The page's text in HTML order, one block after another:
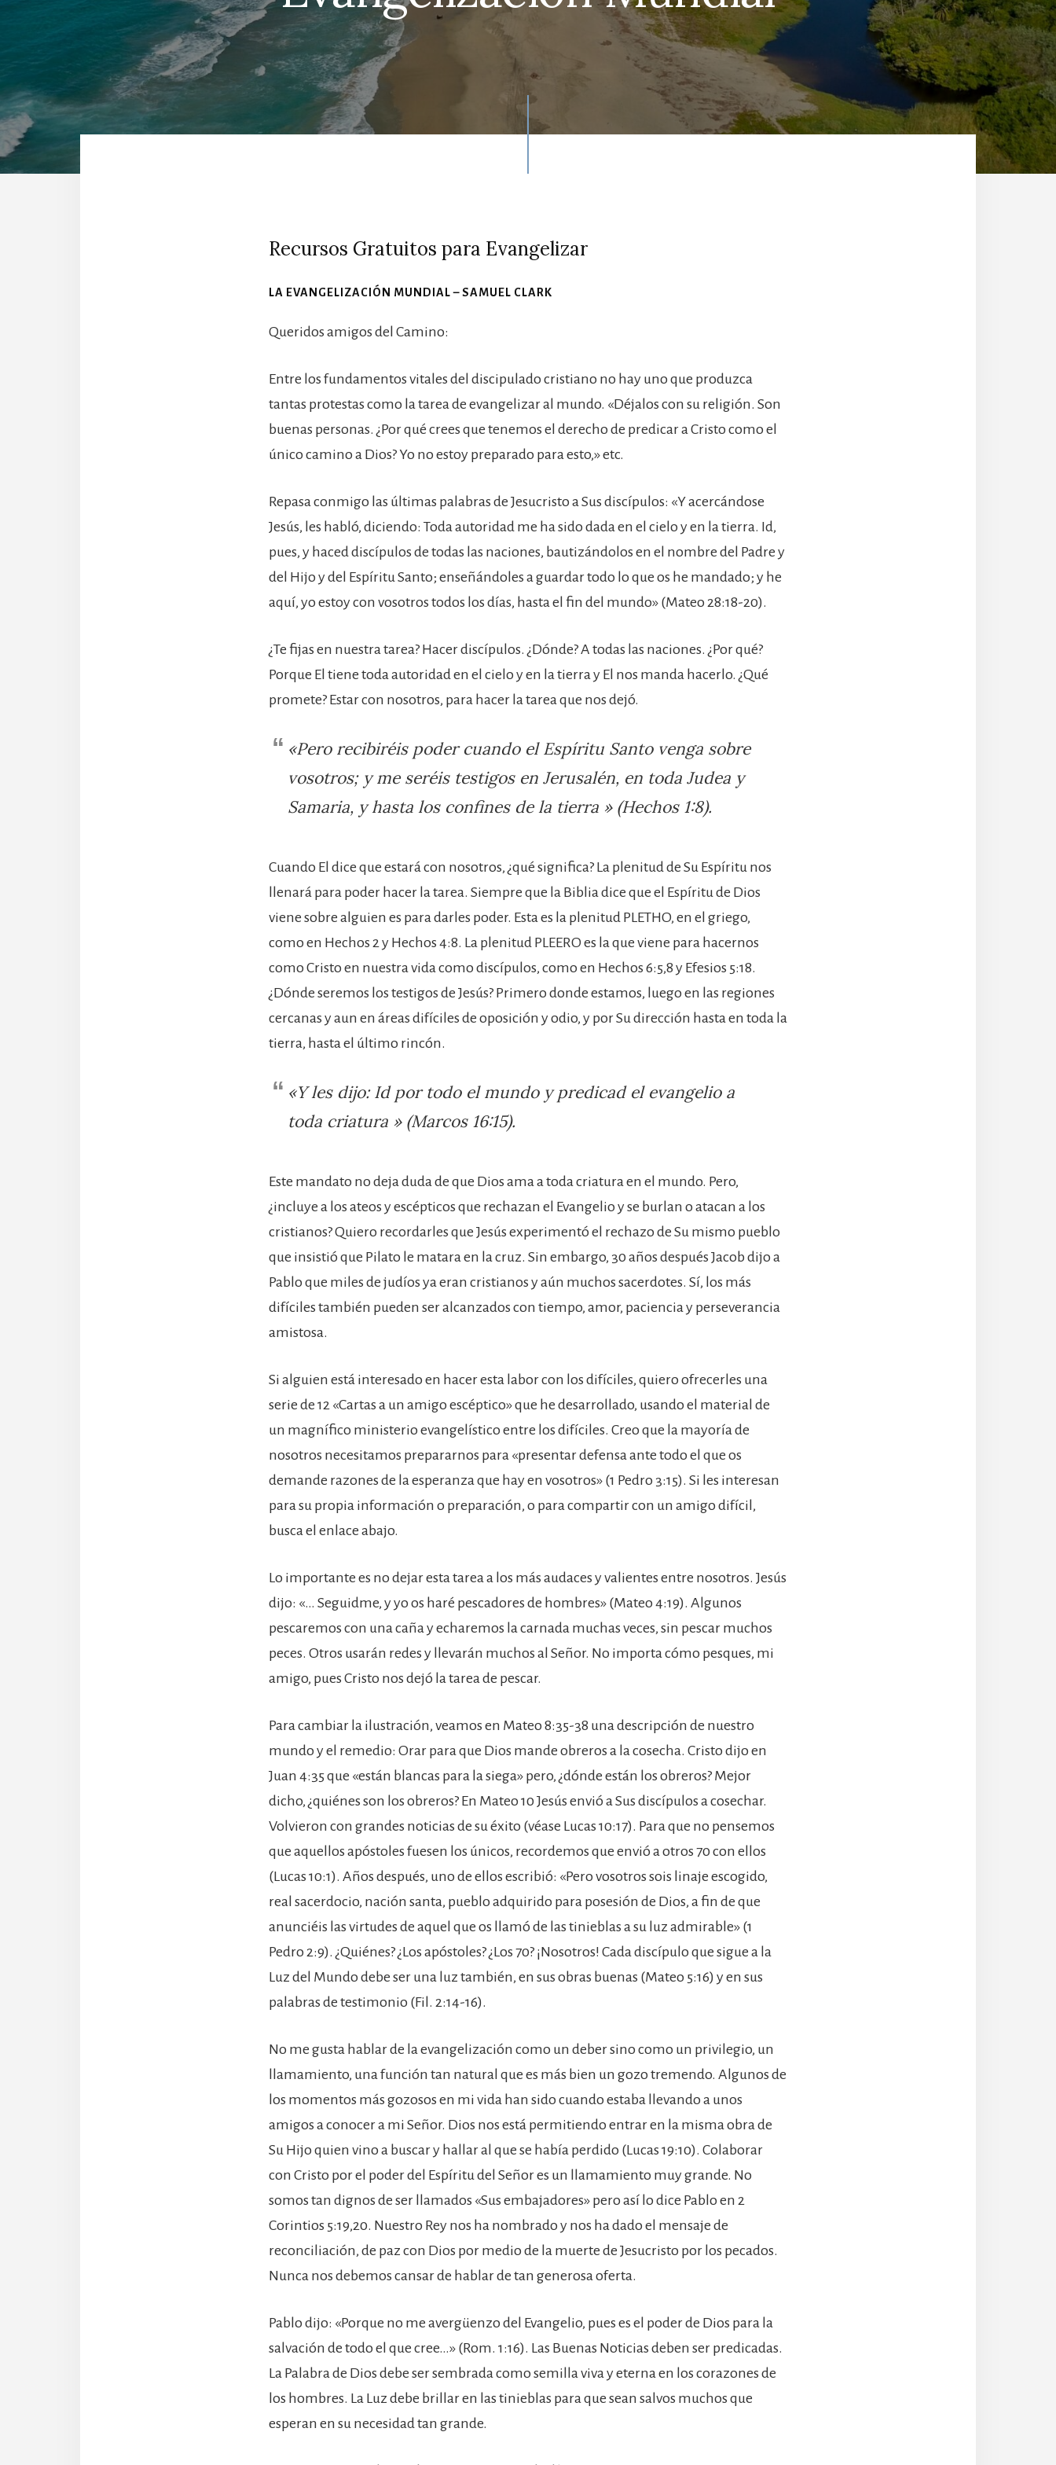
Recursos Gratuitos para Evangelizar
LA EVANGELIZACIÓN MUNDIAL – SAMUEL CLARK
Queridos amigos del Camino:
Entre los fundamentos vitales del discipulado cristiano no hay uno que produzca
tantas protestas como la tarea de evangelizar al mundo. «Déjalos con su religión. Son
buenas personas. ¿Por qué crees que tenemos el derecho de predicar a Cristo como el
único camino a Dios? Yo no estoy preparado para esto,» etc.
Repasa conmigo las últimas palabras de Jesucristo a Sus discípulos: «Y acercándose
Jesús, les habló, diciendo: Toda autoridad me ha sido dada en el cielo y en la tierra. Id,
pues, y haced discípulos de todas las naciones, bautizándolos en el nombre del Padre y
del Hijo y del Espíritu Santo; enseñándoles a guardar todo lo que os he mandado; y he
aquí, yo estoy con vosotros todos los días, hasta el fin del mundo» (Mateo 28:18-20).
¿Te fijas en nuestra tarea? Hacer discípulos. ¿Dónde? A todas las naciones. ¿Por qué?
Porque El tiene toda autoridad en el cielo y en la tierra y El nos manda hacerlo. ¿Qué
promete? Estar con nosotros, para hacer la tarea que nos dejó.
«Pero recibiréis poder cuando el Espíritu Santo venga sobre
vosotros; y me seréis testigos en Jerusalén, en toda Judea y
Samaria, y hasta los confines de la tierra » (Hechos 1:8).
Cuando El dice que estará con nosotros, ¿qué significa? La plenitud de Su Espíritu nos
llenará para poder hacer la tarea. Siempre que la Biblia dice que el Espíritu de Dios
viene sobre alguien es para darles poder. Esta es la plenitud PLETHO, en el griego,
como en Hechos 2 y Hechos 4:8. La plenitud PLEERO es la que viene para hacernos
como Cristo en nuestra vida como discípulos, como en Hechos 6:5,8 y Efesios 5:18.
¿Dónde seremos los testigos de Jesús? Primero donde estamos, luego en las regiones
cercanas y aun en áreas difíciles de oposición y odio, y por Su dirección hasta en toda la
tierra, hasta el último rincón.
«Y les dijo: Id por todo el mundo y predicad el evangelio a
toda criatura » (Marcos 16:15).
Este mandato no deja duda de que Dios ama a toda criatura en el mundo. Pero,
¿incluye a los ateos y escépticos que rechazan el Evangelio y se burlan o atacan a los
cristianos? Quiero recordarles que Jesús experimentó el rechazo de Su mismo pueblo
que insistió que Pilato le matara en la cruz. Sin embargo, 30 años después Jacob dijo a
Pablo que miles de judíos ya eran cristianos y aún muchos sacerdotes. Sí, los más
difíciles también pueden ser alcanzados con tiempo, amor, paciencia y perseverancia
amistosa.
Si alguien está interesado en hacer esta labor con los difíciles, quiero ofrecerles una
serie de 12 «Cartas a un amigo escéptico» que he desarrollado, usando el material de
un magnífico ministerio evangelístico entre los difíciles. Creo que la mayoría de
nosotros necesitamos prepararnos para «presentar defensa ante todo el que os
demande razones de la esperanza que hay en vosotros» (1 Pedro 3:15). Si les interesan
para su propia información o preparación, o para compartir con un amigo difícil,
busca el enlace abajo.
Lo importante es no dejar esta tarea a los más audaces y valientes entre nosotros. Jesús
dijo: «… Seguidme, y yo os haré pescadores de hombres» (Mateo 4:19). Algunos
pescaremos con una caña y echaremos la carnada muchas veces, sin pescar muchos
peces. Otros usarán redes y llevarán muchos al Señor. No importa cómo pesques, mi
amigo, pues Cristo nos dejó la tarea de pescar.
Para cambiar la ilustración, veamos en Mateo 8:35-38 una descripción de nuestro
mundo y el remedio: Orar para que Dios mande obreros a la cosecha. Cristo dijo en
Juan 4:35 que «están blancas para la siega» pero, ¿dónde están los obreros? Mejor
dicho, ¿quiénes son los obreros? En Mateo 10 Jesús envió a Sus discípulos a cosechar.
Volvieron con grandes noticias de su éxito (véase Lucas 10:17). Para que no pensemos
que aquellos apóstoles fuesen los únicos, recordemos que envió a otros 70 con ellos
(Lucas 10:1). Años después, uno de ellos escribió: «Pero vosotros sois linaje escogido,
real sacerdocio, nación santa, pueblo adquirido para posesión de Dios, a fin de que
anunciéis las virtudes de aquel que os llamó de las tinieblas a su luz admirable» (1
Pedro 2:9). ¿Quiénes? ¿Los apóstoles? ¿Los 70? ¡Nosotros! Cada discípulo que sigue a la
Luz del Mundo debe ser una luz también, en sus obras buenas (Mateo 5:16) y en sus
palabras de testimonio (Fil. 2:14-16).
No me gusta hablar de la evangelización como un deber sino como un privilegio, un
llamamiento, una función tan natural que es más bien un gozo tremendo. Algunos de
los momentos más gozosos en mi vida han sido cuando estaba llevando a unos
amigos a conocer a mi Señor. Dios nos está permitiendo entrar en la misma obra de
Su Hijo quien vino a buscar y hallar al que se había perdido (Lucas 19:10). Colaborar
con Cristo por el poder del Espíritu del Señor es un llamamiento muy grande. No
somos tan dignos de ser llamados «Sus embajadores» pero así lo dice Pablo en 2
Corintios 5:19,20. Nuestro Rey nos ha nombrado y nos ha dado el mensaje de
reconciliación, de paz con Dios por medio de la muerte de Jesucristo por los pecados.
Nunca nos debemos cansar de hablar de tan generosa oferta.
Pablo dijo: «Porque no me avergüenzo del Evangelio, pues es el poder de Dios para la
salvación de todo el que cree…» (Rom. 1:16). Las Buenas Noticias deben ser predicadas.
La Palabra de Dios debe ser sembrada como semilla viva y eterna en los corazones de
los hombres. La Luz debe brillar en las tinieblas para que sean salvos muchos que
esperan en su necesidad tan grande.